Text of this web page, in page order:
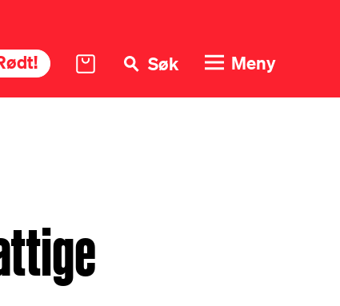
Søk Meny